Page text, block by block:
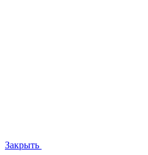
Закрыть